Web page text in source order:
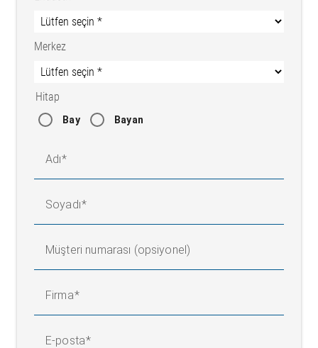
Merkez
Hitap
Bay Bayan
Adı
Soyadı
Müşteri numarası (opsiyonel)
Firma
E-posta